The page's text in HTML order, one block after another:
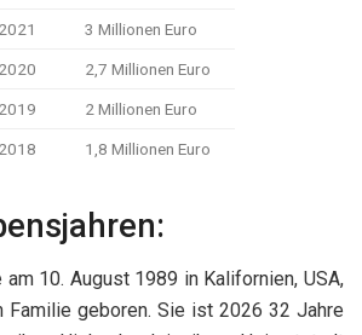
3 Millionen Euro
2,7 Millionen Euro
2 Millionen Euro
1,8 Millionen Euro
am 10. August 1989 in Kalifornien, USA,
Familie geboren. Sie ist 2026 32 Jahre